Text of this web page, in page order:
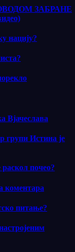
ЗАБРАНЕ
нацију?
Вјачеслава
групи Истина је
раскол почео?
коментара
питање?